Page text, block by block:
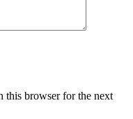
this browser for the next